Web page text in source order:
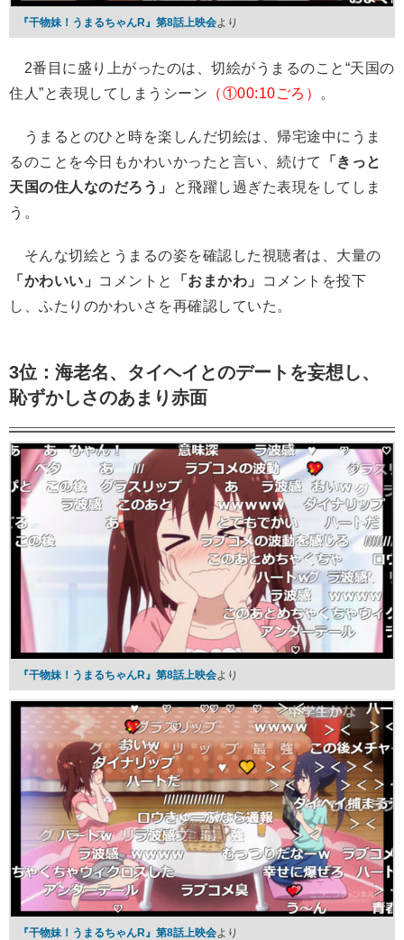
『干物妹！うまるちゃんR』第8話上映会より
2番目に盛り上がったのは、切絵がうまるのこと“天国の
住人”と表現してしまうシーン （①00:10ごろ） 。
うまるとのひと時を楽しんだ切絵は、帰宅途中にうま
るのことを今日もかわいかったと言い、続けて
「きっと
天国の住人なのだろう」
と飛躍し過ぎた表現をしてしま
う。
そんな切絵とうまるの姿を確認した視聴者は、大量の
「かわいい」
コメントと 「おまかわ」
コメントを投下
し、ふたりのかわいさを再確認していた。
3位：海老名、タイヘイとのデートを妄想し、
恥ずかしさのあまり赤面
『干物妹！うまるちゃんR』第8話上映会より
『干物妹！うまるちゃんR』第8話上映会より